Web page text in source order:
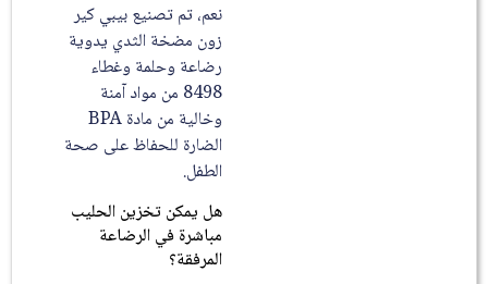
نعم، تم تصنيع بيبي كير
زون مضخة الثدي يدوية
رضاعة وحلمة وغطاء
8498 من مواد آمنة
وخالية من مادة BPA
الضارة للحفاظ على صحة
الطفل.
هل يمكن تخزين الحليب
مباشرة في الرضاعة
المرفقة؟